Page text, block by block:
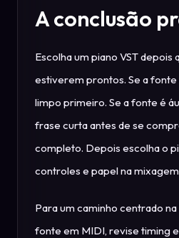
A conclusão
Escolha um piano VST depois
estiverem prontos. Se a
limpo primeiro. Se a fonte é
frase curta antes de se
completo. Depois escolha o
controles e papel na
Para um caminho centrado
fonte em MIDI, revise timing